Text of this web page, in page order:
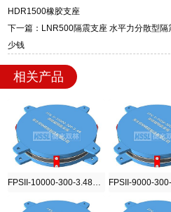
迎宾大街 9 号，厂家电话
HDR1500橡胶支座
下一篇：LNR500隔震支座 水平力分散型
少钱
相关产品